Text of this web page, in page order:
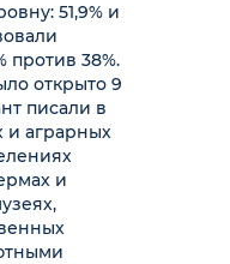
51,9% и
против 38%.
открыто 9
писали в
и аграрных
и